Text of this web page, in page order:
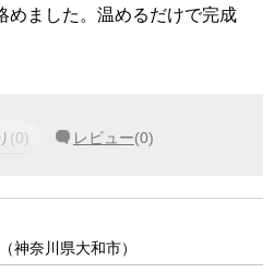
めました。温めるだけで完成
(0) レビュー(0)
神奈川県大和市）